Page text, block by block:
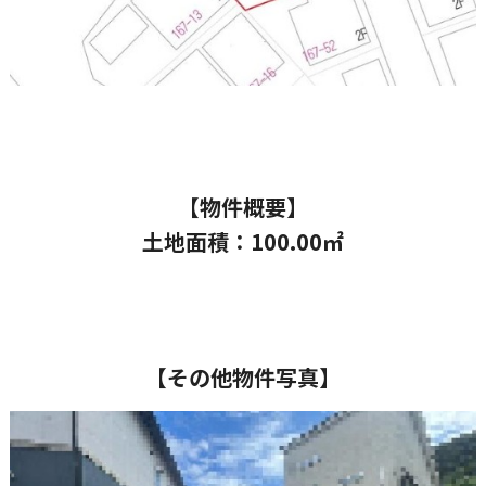
【物件概要】
土地面積：100.00㎡
【その他物件写真】